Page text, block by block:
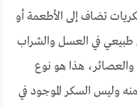
تضاف إلى الأطعمة أو
طبيعي في العسل والشراب
والعصائر، هذا هو نوع
وليس السكر الموجود في